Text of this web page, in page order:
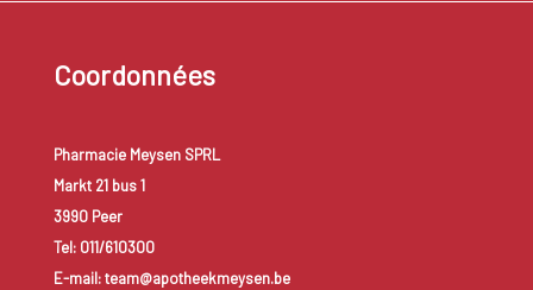
Coordonnées
Pharmacie Meysen SPRL
Markt 21 bus 1
3990 Peer
Tel: 011/610300
E-mail: team@apotheekmeysen.be